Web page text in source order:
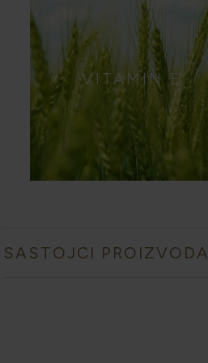
VITAMIN E
SASTOJCI PROIZVODA